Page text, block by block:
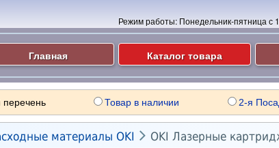
Режим работы: Понедельник-пятница с
Главная Каталог товара
Товар в наличии 2-я
материалы OKI  OKI Лазерные